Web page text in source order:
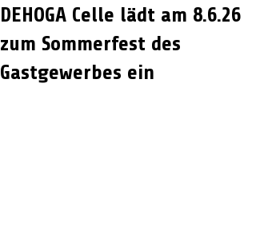
DEHOGA Celle lädt am 8.6.26
zum Sommerfest des
Gastgewerbes ein